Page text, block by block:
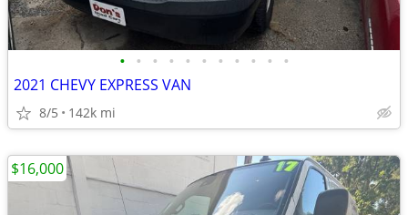
• • • • • • • • • • •
2021 CHEVY EXPRESS VAN
8/5 142k mi
$16,000